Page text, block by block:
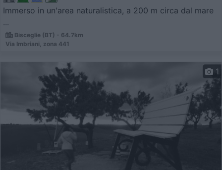
Immerso in un'area naturalistica, a 200 m circa dal mare
...
Bisceglie (BT) - 64.7km
Via Imbriani, zona 441
1